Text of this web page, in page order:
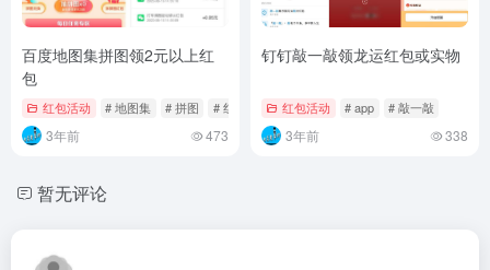
百度地图集拼图领2元以上红
包
红包活动 # 地图集 # 拼图 # 红包
3年前 473
钉钉敲一敲领龙运红包或实物
红包活动 # app # 敲一敲
3年前 338
暂无评论